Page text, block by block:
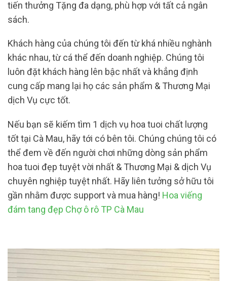
tiến thưởng Tặng đa dạng, phù hợp với tất cả ngân
sách.
Khách hàng của chúng tôi đến từ khá nhiều nghành
khác nhau, từ cá thể đến doanh nghiệp. Chúng tôi
luôn đặt khách hàng lên bậc nhất và khẳng định
cung cấp mang lại họ các sản phẩm & Thương Mại
dịch Vụ cực tốt.
Nếu bạn sẽ kiếm tìm 1 dịch vụ hoa tuoi chất lượng
tốt tại Cà Mau, hãy tới có bên tôi. Chúng chúng tôi có
thể đem về đến người chơi những dòng sản phẩm
hoa tuoi đẹp tuyệt vời nhất & Thương Mại & dịch Vụ
chuyên nghiệp tuyệt nhất. Hãy liên tưởng sở hữu tôi
gần nhằm được support và mua hàng! Hoa viếng
đám tang đẹp Chợ ô rô TP Cà Mau